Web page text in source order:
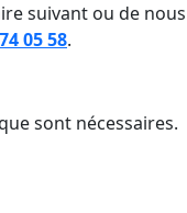
suivant ou de nous
05 58.
sont nécessaires.